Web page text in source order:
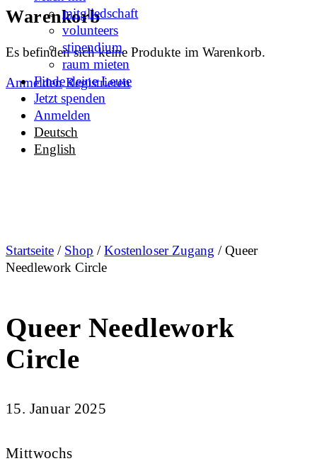
More
Warenkorb
Es befinden sich keine Produkte im Warenkorb.
Anmelden Registrieren
mitgliedschaft
volunteers
stipendium
raum mieten
Finde deine Leute
Jetzt spenden
Anmelden
Deutsch
English
Startseite / Shop /Kostenloser Zugang / Queer
Needlework Circle
Queer Needlework
Circle
15. Januar 2025
Mittwochs